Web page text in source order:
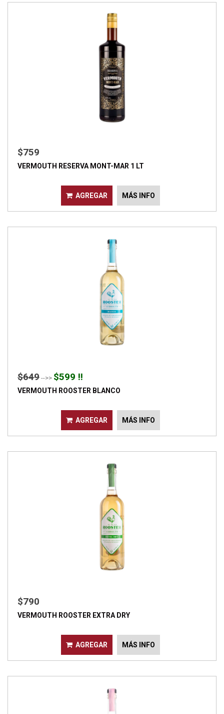
$759
VERMOUTH RESERVA MONT-MAR 1 LT
AGREGAR MÁS INFO
$649 -->> $599 !!
VERMOUTH ROOSTER BLANCO
AGREGAR MÁS INFO
$790
VERMOUTH ROOSTER EXTRA DRY
AGREGAR MÁS INFO